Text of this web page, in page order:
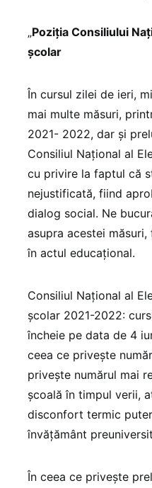
„Poziția Consiliului
școlar
În cursul zilei de ieri,
mai multe măsuri,
2021- 2022, dar și
Consiliul Național al
cu privire la faptul că
nejustificată, fiind
dialog social. Ne
asupra acestei
în actul educațional.
Consiliul Național al
școlar 2021-2022:
încheie pe data de 4
ceea ce privește
privește numărul mai
școală în timpul verii,
disconfort termic
învățământ
În ceea ce privește